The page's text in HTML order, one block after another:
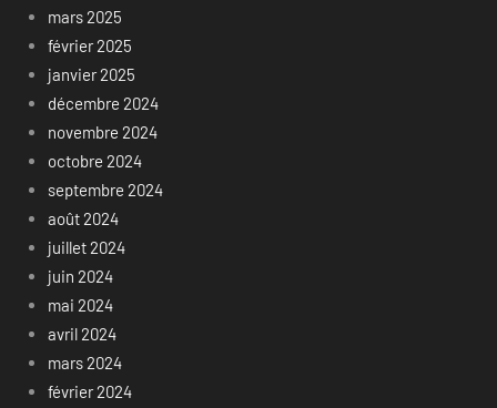
mars 2025
février 2025
janvier 2025
décembre 2024
novembre 2024
octobre 2024
septembre 2024
août 2024
juillet 2024
juin 2024
mai 2024
avril 2024
mars 2024
février 2024